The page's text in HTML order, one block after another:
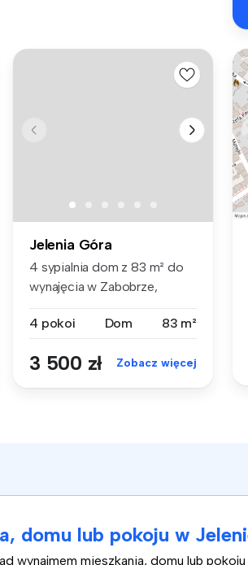
Jelenia Góra
4 sypialnia dom z 83 m² do
wynajęcia w Zabobrze,
4 pokoi
Dom 83 m²
3 500 zł Zobacz więcej
domu lub pokoju w
wynajmem mieszkania, domu lub